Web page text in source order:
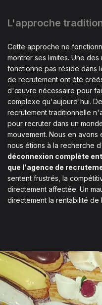
L'approche
Cette approche ne
montrer ses limites. Une
fonctionne pas réside dans
de recrutement ont été
d'œuvre nécessaire pour
complexe qu'aujourd'hui.
recrutement traditionnelle
pour recruter dans un
mouvement. Nous en avons
nous étions à la recherche
déconnexion complète
que l'agence de
sentent frustrés, la
directement affectée. Un
directement la rentabilité de